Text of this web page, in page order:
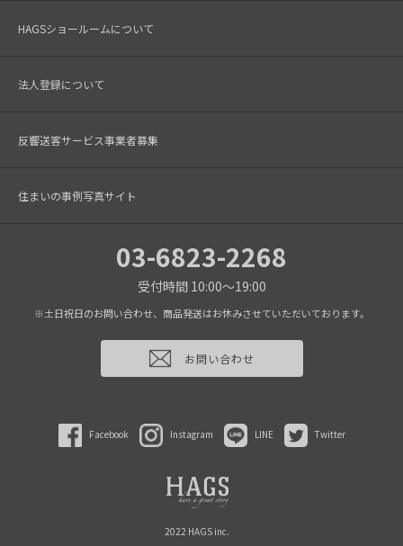
HAGSショールームについて
法人登録について
反響送客サービス事業者募集
住まいの事例写真サイト
03-6823-2268
受付時間 10:00～19:00
※土日祝日のお問い合わせ、商品発送はお休みさせていただいております。
お問い合わせ
Facebook Instagram LINE Twitter
2022 HAGS inc.